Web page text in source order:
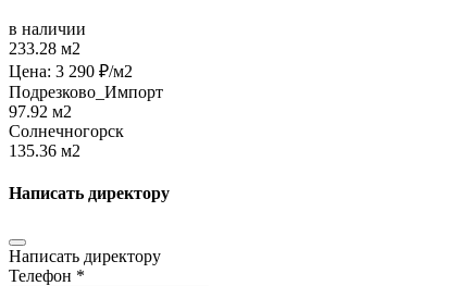
в наличии
233.28 м2
Цена: 3 290 ₽/м2
Подрезково_Импорт
97.92 м2
Солнечногорск
135.36 м2
Написать директору
Написать директору
Телефон *